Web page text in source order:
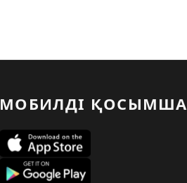
МОБИЛДІ ҚОСЫМША